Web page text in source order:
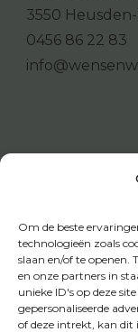
Om de beste
technologieën zoals
slaan en/of te openen.
en onze partners in
unieke ID's op deze
gepersonaliseerde
of deze intrekt, kan dit
3550
0456 86 22 83